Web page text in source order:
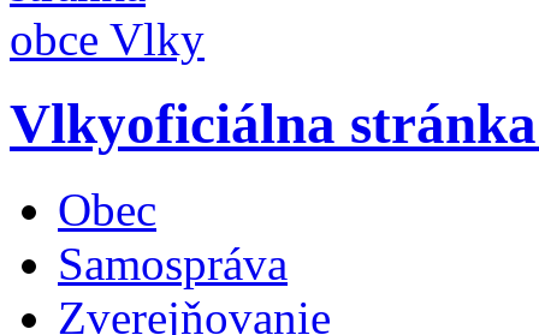
Vlkyoficiálna
Obec
Samospráva
Zverejňovanie